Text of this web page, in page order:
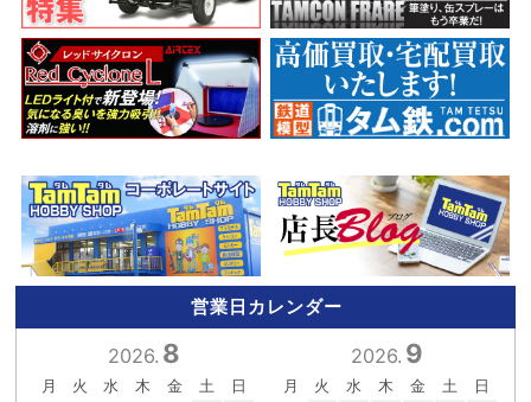
営業日カレンダー
2026. 8
月 火 水 木 金 土
日
2026. 9
月 火 水 木 金 土
日